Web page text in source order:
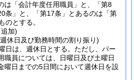
は「会計年度任用職員」と、「第8
条」と、「第17条」とあるのは「第
のとする。
加)
休日及び勤務時間の割り振り)
日は、週休日とする。 ただし、パー
職員については、日曜日及び土曜日
曜日までの5日間において週休日を設